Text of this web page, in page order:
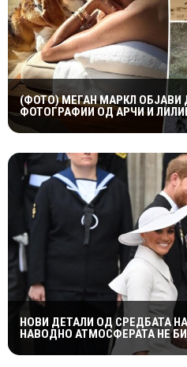
(ФОТО) МЕГАН МАРКЛ ОБЈАВИ
ФОТОГРАФИИ ОД АРЧИ И
ПОРАСНАЛА ПРИНЦЕЗАТА
НОВИ ДЕТАЛИ ОД СРЕДБАТА
НАВОДНО АТМОСФЕРАТА НЕ
ШТО СЕ ОЧЕКУВАШЕ